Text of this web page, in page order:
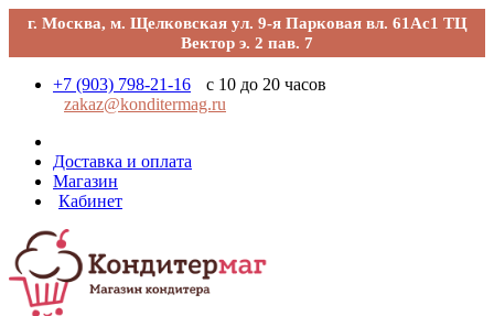
г. Москва, м. Щелковская ул. 9-я Парковая вл. 61Ас1 ТЦ
Вектор э. 2 пав. 7
+7 (903) 798-21-16
с 10 до 20 часов
zakaz@konditermag.ru
Доставка и оплата
Магазин
Кабинет